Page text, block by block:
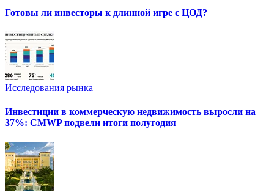
Готовы ли инвесторы к длинной игре с ЦОД?
Исследования рынка
Инвестиции в коммерческую недвижимость выросли на
37%: CMWP подвели итоги полугодия